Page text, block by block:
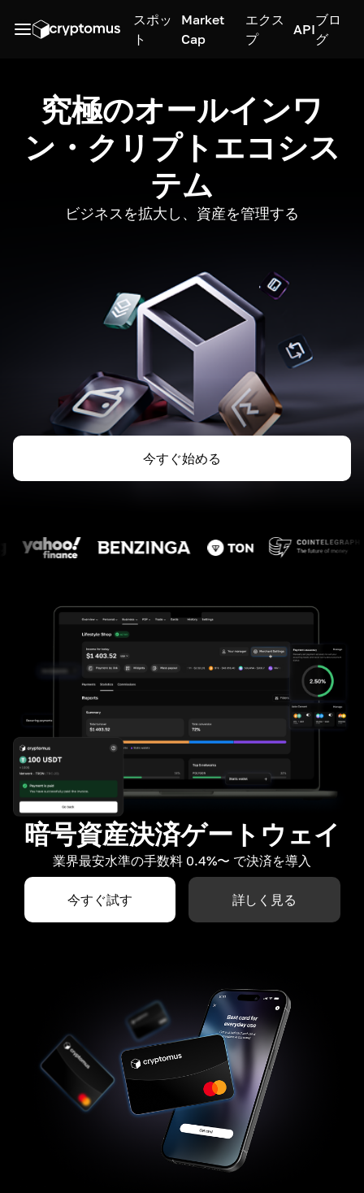
スポッ
ト
Market
Cap
エクス
プ
API
ブロ
グ
究極のオールインワ
ン・クリプトエコシス
テム
ビジネスを拡大し、資産を管理する
今すぐ始める
暗号資産決済ゲートウェイ
業界最安水準の手数料 0.4%〜 で決済を導入
今すぐ試す 詳しく見る